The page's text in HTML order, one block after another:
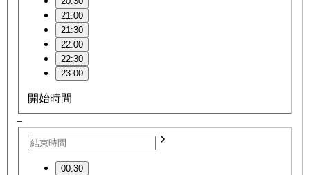
21:00
21:30
22:00
22:30
23:00
開始時間
–
00:30